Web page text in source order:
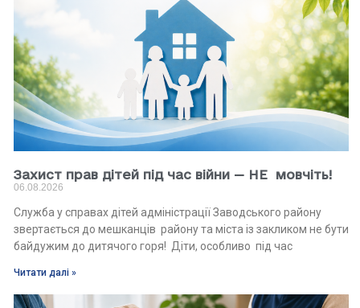
Захист прав дітей під час війни — НЕ мовчіть!
06.08.2026
Служба у справах дітей адміністрації Заводського району
звертається до мешканців району та міста із закликом не бути
байдужим до дитячого горя! Діти, особливо під час
Читати далі »